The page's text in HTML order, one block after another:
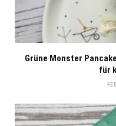
Grüne Monster
für